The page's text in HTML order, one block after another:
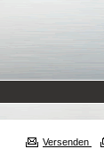
Versenden